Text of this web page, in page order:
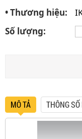
• Thương hiệu:
Số lượng:
MÔ TẢ THÔNG